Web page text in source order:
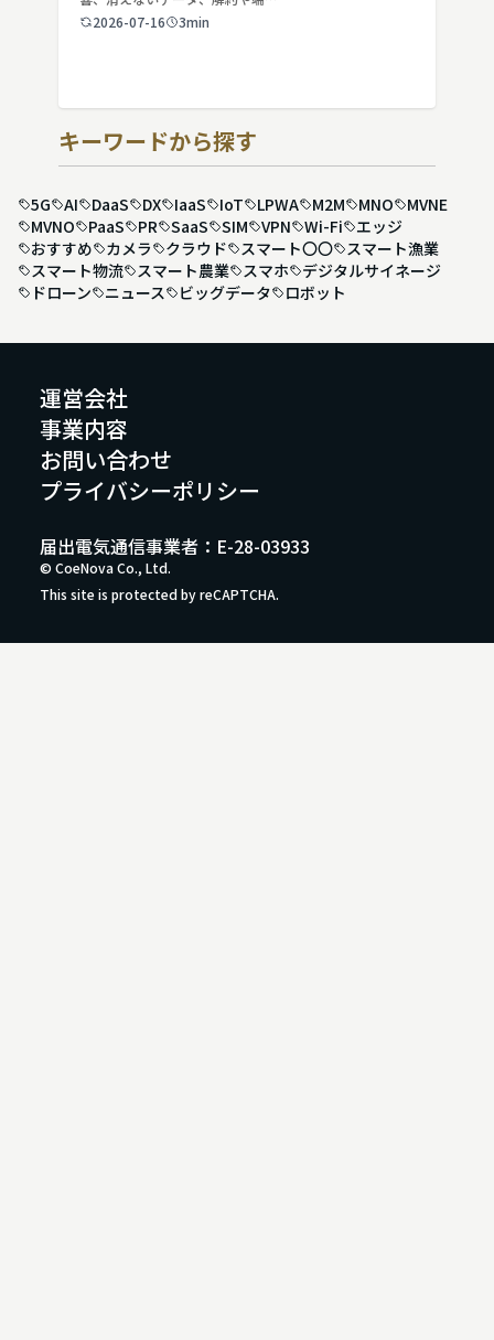
2026-07-16
3min
キーワードから探す
5G AI DaaS DX IaaS IoT LPWA M2M MNO
MVNE
MVNO
PaaS PR SaaS SIM VPN Wi-Fi
エッジ
おすすめ
カメラ クラウド スマート〇〇
スマート漁業
スマート物流
スマート農業 スマホ
デジタルサイネージ
ドローン
ニュース ビッグデータ ロボット
運営会社
事業内容
お問い合わせ
プライバシーポリシー
© CoeNova Co., Ltd.
This site is protected by reCAPTCHA.
届出電気通信事業者：E-28-03933